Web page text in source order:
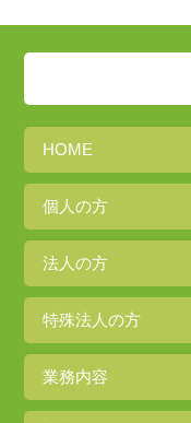
HOME
個人の方
法人の方
特殊法人の方
業務内容